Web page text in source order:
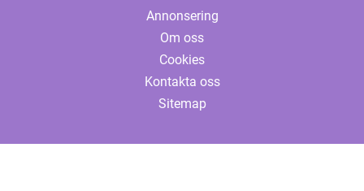
Annonsering
Om oss
Cookies
Kontakta oss
Sitemap